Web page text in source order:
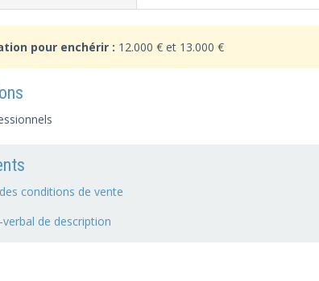
pour enchérir : 12.000 € et 13.000 €
conditions de vente
verbal de description